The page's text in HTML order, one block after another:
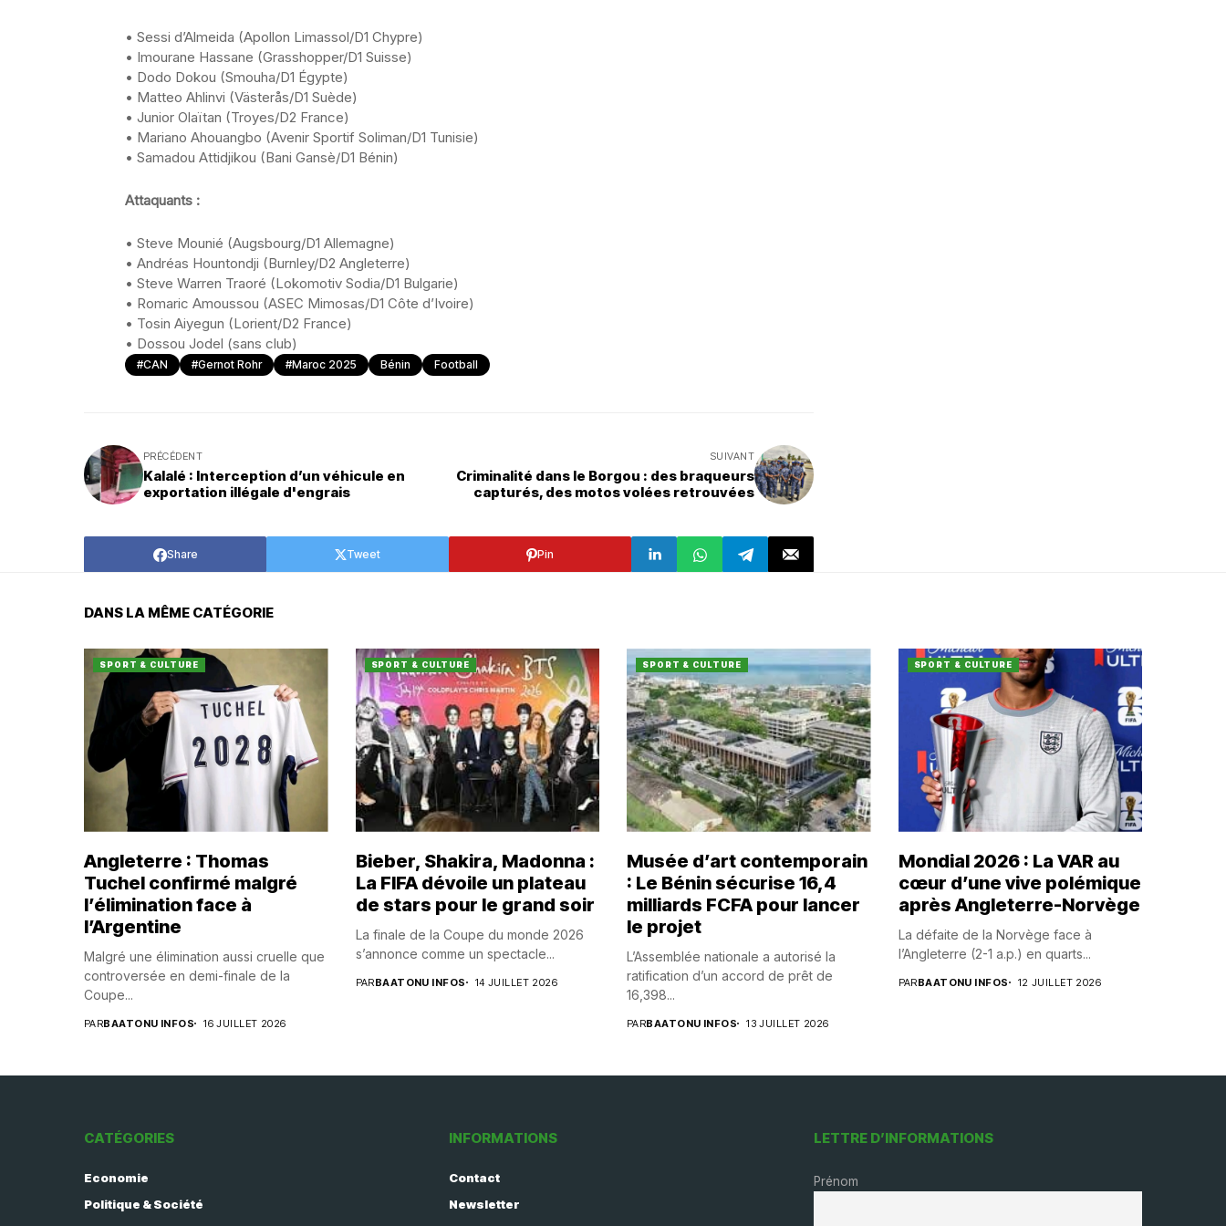
• Sessi d’Almeida (Apollon Limassol/D1 Chypre)
• Imourane Hassane (Grasshopper/D1 Suisse)
• Dodo Dokou (Smouha/D1 Égypte)
• Matteo Ahlinvi (Västerås/D1 Suède)
• Junior Olaïtan (Troyes/D2 France)
• Mariano Ahouangbo (Avenir Sportif Soliman/D1 Tunisie)
• Samadou Attidjikou (Bani Gansè/D1 Bénin)
Attaquants :
• Steve Mounié (Augsbourg/D1 Allemagne)
• Andréas Hountondji (Burnley/D2 Angleterre)
• Steve Warren Traoré (Lokomotiv Sodia/D1 Bulgarie)
• Romaric Amoussou (ASEC Mimosas/D1 Côte d’Ivoire)
• Tosin Aiyegun (Lorient/D2 France)
• Dossou Jodel (sans club)
#CAN #Gernot Rohr #Maroc 2025 Bénin Football
PRÉCÉDENT
Kalalé : Interception d’un véhicule en
exportation illégale d'engrais
SUIVANT
Criminalité dans le Borgou : des braqueurs
capturés, des motos volées retrouvées
Share Tweet Pin
DANS LA MÊME CATÉGORIE
SPORT & CULTURE
Angleterre : Thomas
Tuchel confirmé malgré
l’élimination face à
l’Argentine
Malgré une élimination aussi cruelle que
controversée en demi-finale de la
Coupe...
PARBAATONU INFOS 16 JUILLET 2026
SPORT & CULTURE
Bieber, Shakira, Madonna :
La FIFA dévoile un plateau
de stars pour le grand soir
La finale de la Coupe du monde 2026
s’annonce comme un spectacle...
PARBAATONU INFOS 14 JUILLET 2026
SPORT & CULTURE
Musée d’art contemporain
: Le Bénin sécurise 16,4
milliards FCFA pour lancer
le projet
L’Assemblée nationale a autorisé la
ratification d’un accord de prêt de
16,398...
PARBAATONU INFOS 13 JUILLET 2026
SPORT & CULTURE
Mondial 2026 : La VAR au
cœur d’une vive polémique
après Angleterre-Norvège
La défaite de la Norvège face à
l’Angleterre (2-1 a.p.) en quarts...
PARBAATONU INFOS 12 JUILLET 2026
CATÉGORIES
Economie
Politique & Société
INFORMATIONS
Contact
Newsletter
LETTRE D’INFORMATIONS
Prénom